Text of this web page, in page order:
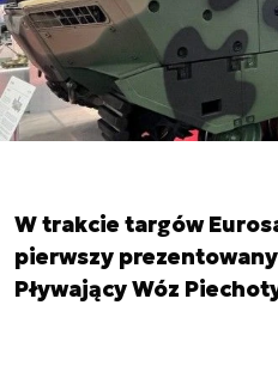
W trakcie targów
pierwszy
Pływający Wóz